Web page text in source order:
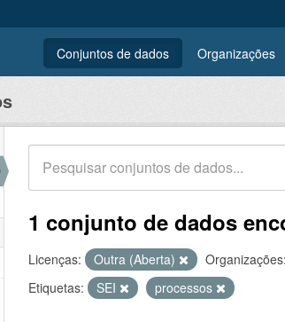
Conjuntos de dados Organizações
1 conjunto de dados
Licenças: Outra (Aberta) Organizações:
Etiquetas:
SEI processos